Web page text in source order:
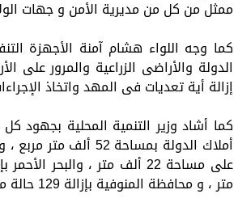
ممثل من كل من مديرية الأمن و جهات
كما وجه اللواء هشام آمنة الأجهزة
الدولة والأراضى الزراعية والمرور
إزالة أية تعديات فى المهد واتخاذ
متر ، و محافظة المنوفية بإزالة 129 حالة مبانى على أملاك الدولة في المهد بمساحة 9 آلاف متر مربع .